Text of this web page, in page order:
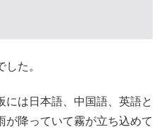
た。
は日本語、中国語、英語と
が降っていて霧が立ち込めて